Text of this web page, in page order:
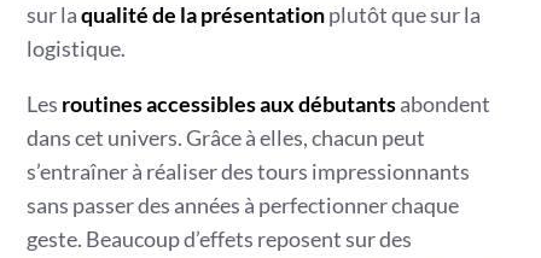
sur laqualité de la présentationplutôt que sur la
logistique.
Les routines accessibles aux débutantsabondent
dans cet univers. Grâce à elles, chacun peut
s’entraîner à réaliser des tours impressionnants
sans passer des années à perfectionner chaque
geste. Beaucoup d’effets reposent sur des